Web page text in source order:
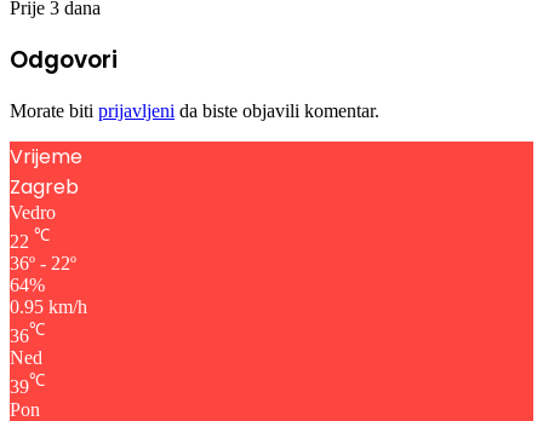
Prije 3 dana
Odgovori
Morate biti prijavljeni da biste objavili komentar.
Vrijeme
Zagreb
Vedro
22 ℃
36º - 22º
64%
0.95 km/h
36℃
Ned
39℃
Pon